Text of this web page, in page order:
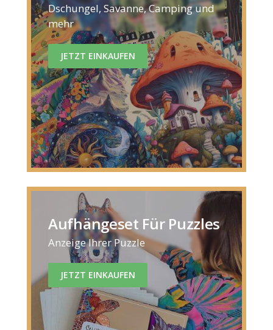
Dschungel, Savanne, Camping und
mehr
JETZT EINKAUFEN
Aufhängeset Für Puzzles
Anzeige Ihrer Puzzle
JETZT EINKAUFEN